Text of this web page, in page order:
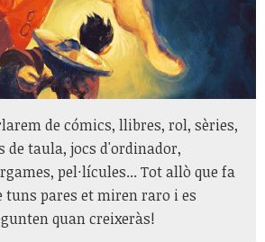
de cómics, llibres, rol, sèries,
de taula, jocs d'ordinador,
pel·lícules... Tot allò que fa
tuns pares et miren raro i es
quan creixeràs!